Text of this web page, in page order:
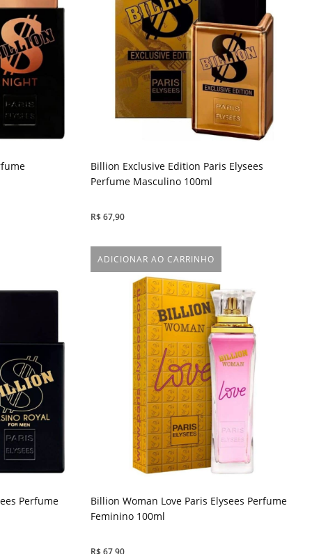
ADICIONAR AO CARRINHO
Billion Exclusive Edition Paris Elysees
Perfume Masculino 100ml
R$67,90
Perfume
Billion Woman Love Paris Elysees Perfume
Feminino 100ml
R$67,90